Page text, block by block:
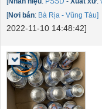
[Nơi bán: Bà Rịa - Vũng Tàu]
2022-11-10 14:48:42]